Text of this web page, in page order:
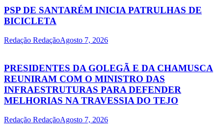
PSP DE SANTARÉM INICIA PATRULHAS DE
BICICLETA
Redação RedaçãoAgosto 7, 2026
PRESIDENTES DA GOLEGÃ E DA CHAMUSCA
REUNIRAM COM O MINISTRO DAS
INFRAESTRUTURAS PARA DEFENDER
MELHORIAS NA TRAVESSIA DO TEJO
Redação RedaçãoAgosto 7, 2026